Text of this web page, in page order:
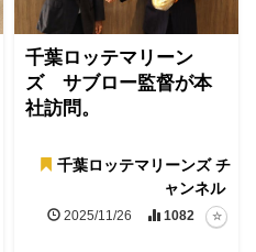
千葉ロッテマリーン
ズ サブロー監督が本
社訪問。
千葉ロッテマリーンズ チ
ャンネル
2025/11/26 1082